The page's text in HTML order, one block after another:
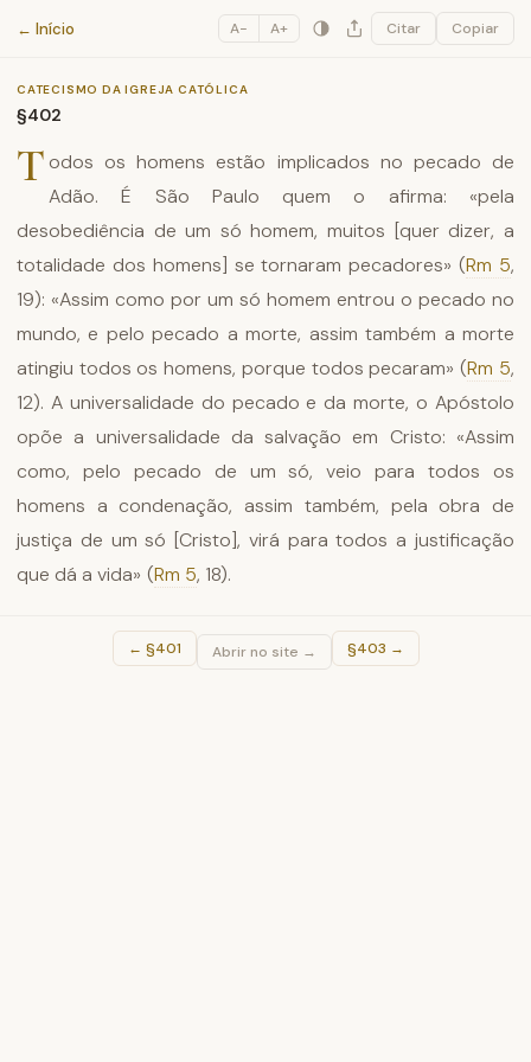
Catecismo da Igreja Católica
← Início A− A+ Citar Copiar
CATECISMO DA IGREJA CATÓLICA
§402
T odos os homens estão implicados no pecado de
Adão. É São Paulo quem o afirma: «pela
desobediência de um só homem, muitos [quer dizer, a
totalidade dos homens] se tornaram pecadores» (Rm 5,
19): «Assim como por um só homem entrou o pecado no
mundo, e pelo pecado a morte, assim também a morte
atingiu todos os homens, porque todos pecaram» (Rm 5,
12). A universalidade do pecado e da morte, o Apóstolo
opõe a universalidade da salvação em Cristo: «Assim
como, pelo pecado de um só, veio para todos os
homens a condenação, assim também, pela obra de
justiça de um só [Cristo], virá para todos a justificação
que dá a vida» (Rm 5, 18).
← §401 Abrir no site → §403 →